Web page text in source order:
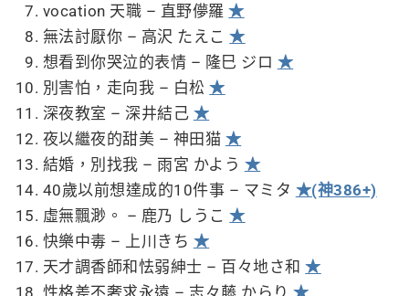
vocation 天職 – 直野儚羅★
無法討厭你 – 高沢 たえこ★
想看到你哭泣的表情 – 隆巳 ジロ ★
別害怕，走向我 – 白松★
深夜教室 – 深井結己 ★
夜以繼夜的甜美 – 神田猫 ★
結婚，別找我 – 雨宮 かよう ★
40歲以前想達成的10件事 – マミタ ★(神386+)
虛無飄渺。 – 鹿乃 しうこ★
快樂中毒 – 上川きち ★
天才調香師和怯弱紳士 – 百々地さ和★
性格差不奢求永遠 – 志々藤 からり★